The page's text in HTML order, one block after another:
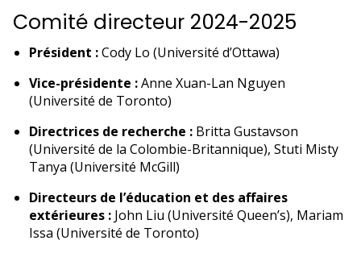
Comité directeur 2024-2025
Président :Cody Lo (Université d’Ottawa)
Vice-présidente :Anne Xuan-Lan Nguyen
(Université de Toronto)
Directrices de recherche : Britta Gustavson
(Université de la Colombie-Britannique), Stuti Misty
Tanya (Université McGill)
Directeurs de l’éducation et des affaires
extérieures : John Liu (Université Queen’s), Mariam
Issa (Université de Toronto)